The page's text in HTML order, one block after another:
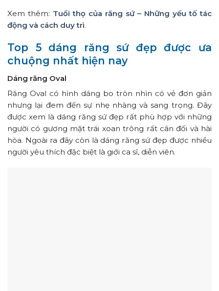
Xem thêm: Tuổi thọ của răng sứ – Những yếu tố tác
động và cách duy trì.
Top 5 dáng răng sứ đẹp được ưa
chuộng nhất hiện nay
Dáng răng Oval
Răng Oval có hình dáng bo tròn nhìn có vẻ đơn giản
nhưng lại đem đến sự nhẹ nhàng và sang trọng. Đây
được xem là dáng răng sứ đẹp rất phù hợp với những
người có gương mặt trái xoan trông rất cân đối và hài
hòa. Ngoài ra đây còn là dáng răng sứ đẹp được nhiều
người yêu thích đặc biệt là giới ca sĩ, diễn viên.